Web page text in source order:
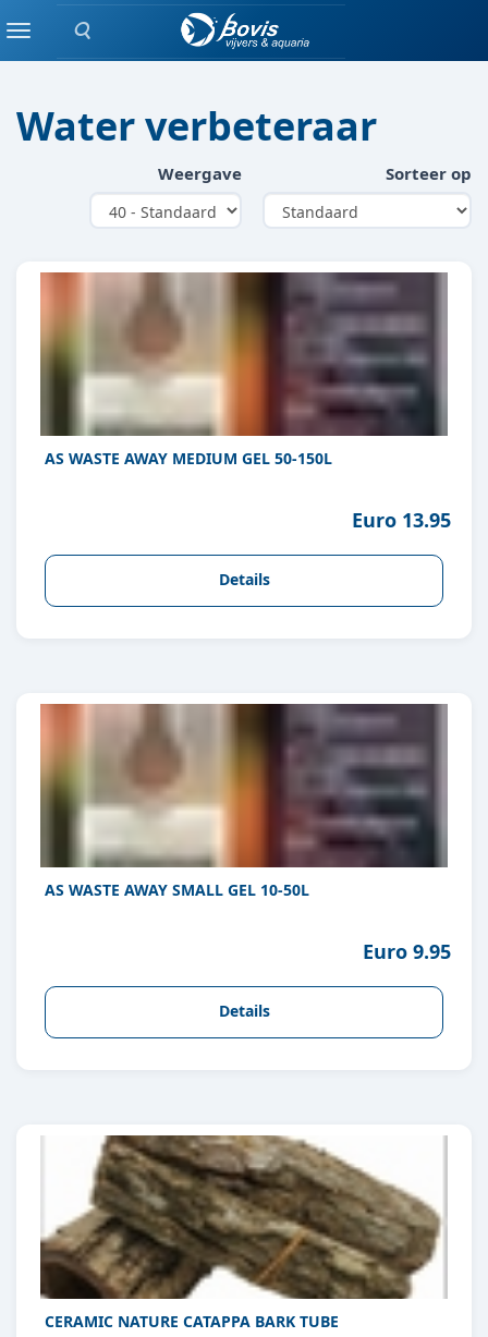
Zoeken
MenuWATERBEHANDELING / VERZORGING
Water verbeteraar
Weergave Sorteer op
AS WASTE AWAY MEDIUM GEL 50-150L
Euro 13.95
Details
AS WASTE AWAY SMALL GEL 10-50L
Euro 9.95
Details
CERAMIC NATURE CATAPPA BARK TUBE